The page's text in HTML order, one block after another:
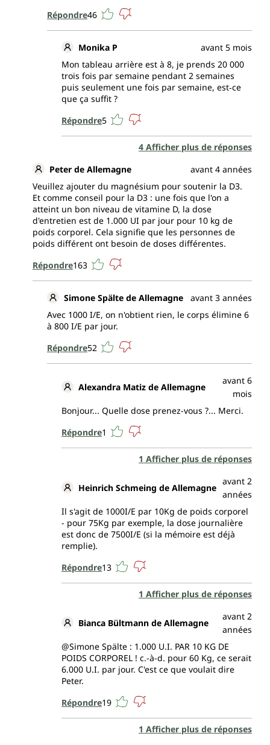
Répondre46
Monika P
avant 5 mois
Mon tableau arrière est à 8, je prends 20 000
trois fois par semaine pendant 2 semaines
puis seulement une fois par semaine, est‑ce
que ça suffit ?
Répondre5
4 Afficher plus de réponses
Peter de Allemagne
avant 4 années
Veuillez ajouter du magnésium pour soutenir la D3.
Et comme conseil pour la D3 : une fois que l'on a
atteint un bon niveau de vitamine D, la dose
d'entretien est de 1.000 UI par jour pour 10 kg de
poids corporel. Cela signifie que les personnes de
poids différent ont besoin de doses différentes.
Répondre163
Simone Spälte de Allemagne
avant 3 années
Avec 1000 I/E, on n'obtient rien, le corps élimine 6
à 800 I/E par jour.
Répondre52
Alexandra Matiz de Allemagne
avant 6
mois
Bonjour... Quelle dose prenez-vous ?... Merci.
Répondre1
1 Afficher plus de réponses
Heinrich Schmeing de Allemagne
avant 2
années
Il s'agit de 1000I/E par 10Kg de poids corporel
- pour 75Kg par exemple, la dose journalière
est donc de 7500I/E (si la mémoire est déjà
remplie).
Répondre13
1 Afficher plus de réponses
Bianca Bültmann de Allemagne
avant 2
années
@Simone Spälte : 1.000 U.I. PAR 10 KG DE
POIDS CORPOREL ! c.-à-d. pour 60 Kg, ce serait
6.000 U.I. par jour. C'est ce que voulait dire
Peter.
Répondre19
1 Afficher plus de réponses